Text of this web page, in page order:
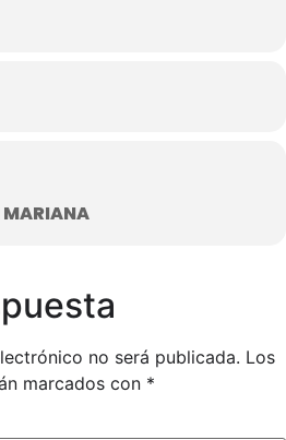
MARIANA
no será publicada. Los
marcados con *